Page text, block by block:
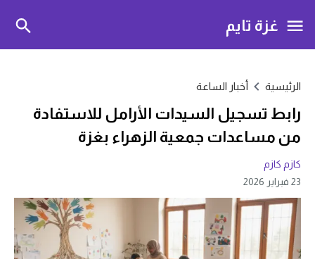
غزة تايم
الرئيسية أخبار الساعة
رابط تسجيل السيدات الأرامل للاستفادة
من مساعدات جمعية الزهراء بغزة
كازم كازم
23 فبراير 2026